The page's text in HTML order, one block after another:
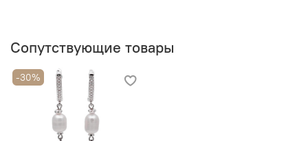
Сопутствующие товары
-30%